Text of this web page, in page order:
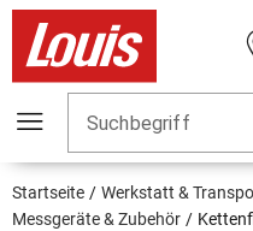
Suchbegriff
Startseite Werkstatt &
Messgeräte & Zubehör